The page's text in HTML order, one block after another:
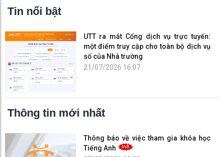
Tin nổi bật
UTT ra mắt Cổng dịch vụ trực tuyến:
một điểm truy cập cho toàn bộ dịch vụ
số của Nhà trường
21/07/2026 16:07
Thông tin mới nhất
Thông báo về việc tham gia khóa học
Tiếng Anh